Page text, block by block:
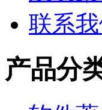
联系
产品分